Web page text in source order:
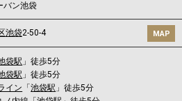
バン池袋
池袋2-50-4 MAP
袋駅 」徒歩5分
袋駅 」徒歩5分
イン 「池袋駅 」徒歩5分